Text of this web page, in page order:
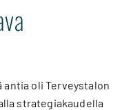
antia oli Terveystalon
strategiakaudella